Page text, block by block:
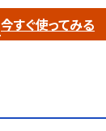
今すぐ使ってみる